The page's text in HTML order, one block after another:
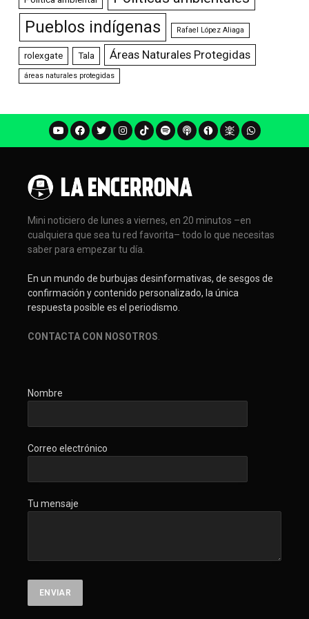
Pueblos indígenas Rafael López Aliaga
rolexgate Tala Áreas Naturales Protegidas
áreas naturales protegidas
Mini noticiero de lunes a viernes, en 20 minutos –en
cualquiera que sea tu red favorita– todo lo que necesitas
saber para empezar tu día.
En un mundo de burbujas desinformativas, de sesgos de
confirmación y contenido personalizado, la única
respuesta posible es el periodismo.
CONTACTA CON NOSOTROS
Nombre
Correo electrónico
Tu mensaje